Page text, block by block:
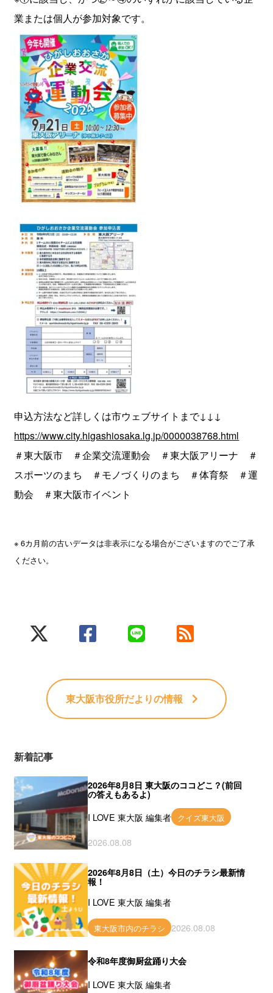
業または個人が参加対象です。
申込方法など詳しくは市ウェブサイトまで↓↓↓
https://www.city.higashiosaka.lg.jp/0000038768.html
＃東大阪市 ＃企業交流運動会 ＃東大阪アリーナ ＃
スポーツのまち ＃モノづくりのまち ＃体育祭 ＃運
動会 ＃東大阪市イベント
※ 6カ月前の古いデータは非表示になる場合がございますのでご了承
ください。
東大阪市役所だよりの情報
新着記事
2026年8月8日 東大阪のココどこ？(前回
の答えもあるよ)
I LOVE 東大阪 編集者 クイズ東大阪
2026.08.08
2026年8月8日（土）今日のチラシ最新情
報！
I LOVE 東大阪 編集者
東大阪市内のチラシ 2026.08.08
令和8年度御厨盆踊り大会
I LOVE 東大阪 編集者